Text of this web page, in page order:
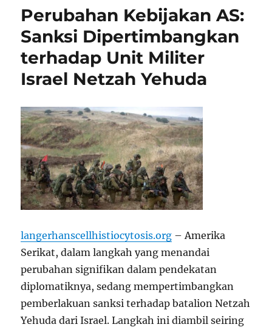
Perubahan Kebijakan AS:
Sanksi Dipertimbangkan
terhadap Unit Militer
Israel Netzah Yehuda
langerhanscellhistiocytosis.org – Amerika
Serikat, dalam langkah yang menandai
perubahan signifikan dalam pendekatan
diplomatiknya, sedang mempertimbangkan
pemberlakuan sanksi terhadap batalion Netzah
Yehuda dari Israel. Langkah ini diambil seiring